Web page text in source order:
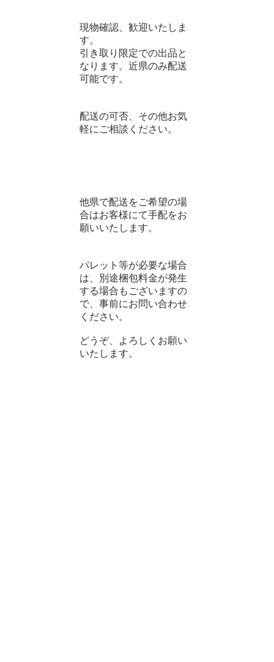
現物確認、歓迎いたしま
す。
引き取り限定での出品と
なります。近県のみ配送
可能です。
配送の可否、その他お気
軽にご相談ください。
他県で配送をご希望の場
合はお客様にて手配をお
願いいたします。
パレット等が必要な場合
は、別途梱包料金が発生
する場合もございますの
で、事前にお問い合わせ
ください。
どうぞ、よろしくお願い
いたします。